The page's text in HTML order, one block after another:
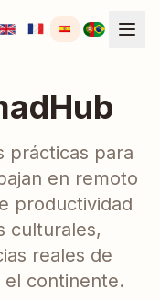
prácticas para
en remoto
productividad
culturales,
reales de
continente.